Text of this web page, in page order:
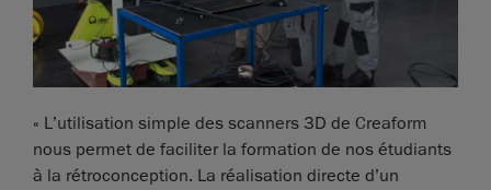
« L’utilisation simple des scanners 3D de Creaform
nous permet de faciliter la formation de nos étudiants
à la rétroconception. La réalisation directe d’un